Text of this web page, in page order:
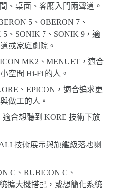
、桌面、客廳入門兩聲道。
5、OBERON 7、
5、SONIK 7、SONIK 9，適
或家庭劇院。
MK2、MENUET，適合
空間 Hi-Fi 的人。
、EPICON，適合追求更
做工的人。
適合想聽到 KORE 技術下放
技術展示與旗艦級落地喇
C、RUBICON C、
擴大機搭配，或想簡化系統